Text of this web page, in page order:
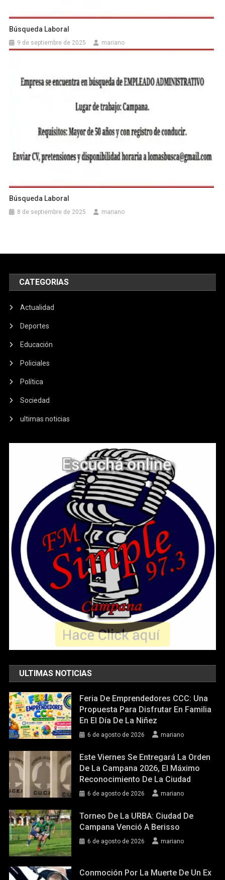
Búsqueda Laboral
9 de septiembre de 2025 mariano
Búsqueda Laboral
8 de septiembre de 2025 mariano
CATEGORIAS
Actualidad
Deportes
Educación
Policiales
Política
Sociedad
ultimas noticias
ULTIMAS NOTICIAS
Feria De Emprendedores CCC: Una
Propuesta Para Disfrutar En Familia
En El Día De La Niñez
6 de agosto de 2026 mariano
Este Viernes Se Entregará La Orden
De La Campana 2026, El Máximo
Reconocimiento De La Ciudad
6 de agosto de 2026 mariano
Torneo De La URBA: Ciudad De
Campana Venció A Berisso
6 de agosto de 2026 mariano
Conmoción Por La Muerte De Un Ex